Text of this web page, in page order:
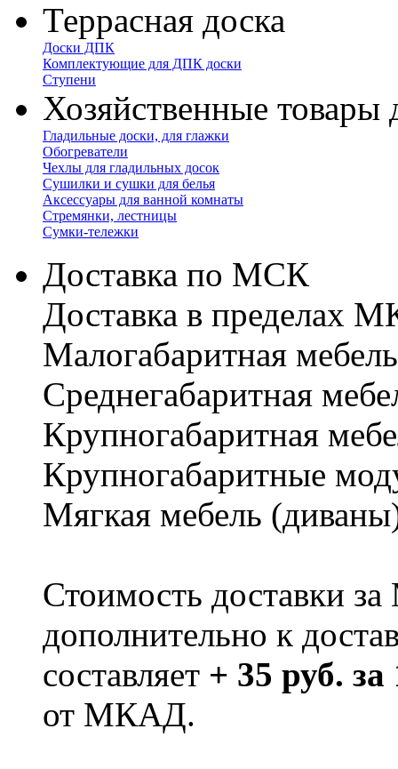
Террасная доска
Доски ДПК
Комплектующие для ДПК доски
Ступени
Хозяйственные товары
Гладильные доски, для глажки
Обогреватели
Чехлы для гладильных досок
Сушилки и сушки для белья
Аксессуары для ванной комнаты
Стремянки, лестницы
Сумки-тележки
Доставка по МСК
Доставка в пределах
Малогабаритная
Cреднегабаритная
Крупногабаритная
Крупногабаритные
Мягкая мебель
Стоимость доставки
дополнительно к
составляет + 35 руб.
от МКАД.